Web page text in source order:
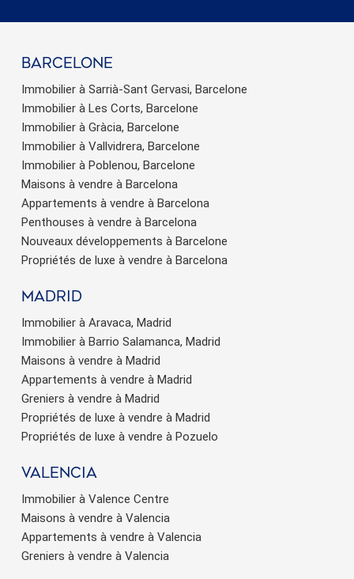
barcelone
Immobilier à Sarrià-Sant Gervasi, Barcelone
Immobilier à Les Corts, Barcelone
Immobilier à Gràcia, Barcelone
Immobilier à Vallvidrera, Barcelone
Immobilier à Poblenou, Barcelone
Maisons à vendre à Barcelona
Appartements à vendre à Barcelona
Penthouses à vendre à Barcelona
Nouveaux développements à Barcelone
Propriétés de luxe à vendre à Barcelona
Madrid
Immobilier à Aravaca, Madrid
Immobilier à Barrio Salamanca, Madrid
Maisons à vendre à Madrid
Appartements à vendre à Madrid
Greniers à vendre à Madrid
Propriétés de luxe à vendre à Madrid
Propriétés de luxe à vendre à Pozuelo
valencia
Immobilier à Valence Centre
Maisons à vendre à Valencia
Appartements à vendre à Valencia
Greniers à vendre à Valencia